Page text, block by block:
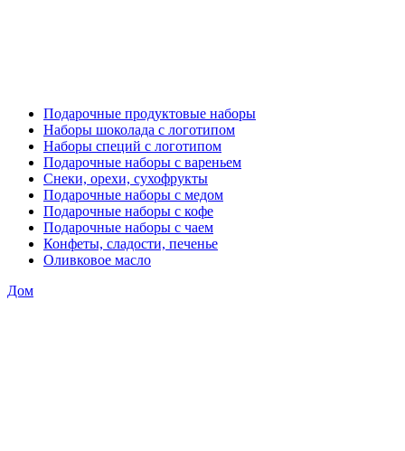
Подарочные продуктовые наборы
Наборы шоколада с логотипом
Наборы специй с логотипом
Подарочные наборы с вареньем
Снеки, орехи, сухофрукты
Подарочные наборы с медом
Подарочные наборы с кофе
Подарочные наборы с чаем
Конфеты, сладости, печенье
Оливковое масло
Дом